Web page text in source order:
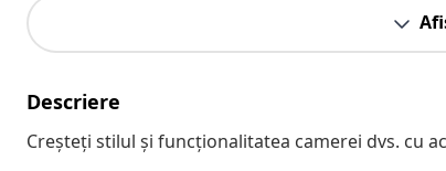
Descriere
Creșteți stilul și funcționalitatea camerei dvs. cu